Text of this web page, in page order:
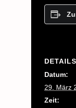
DETAILS
Datum:
29. März
Zeit: